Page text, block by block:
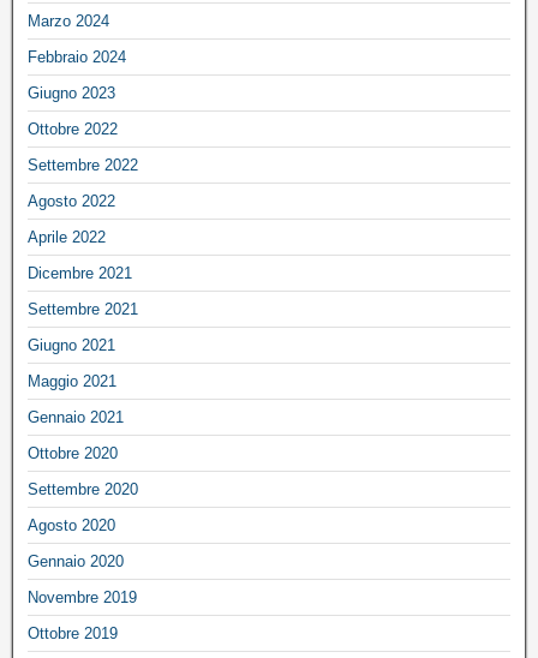
Marzo 2024
Febbraio 2024
Giugno 2023
Ottobre 2022
Settembre 2022
Agosto 2022
Aprile 2022
Dicembre 2021
Settembre 2021
Giugno 2021
Maggio 2021
Gennaio 2021
Ottobre 2020
Settembre 2020
Agosto 2020
Gennaio 2020
Novembre 2019
Ottobre 2019